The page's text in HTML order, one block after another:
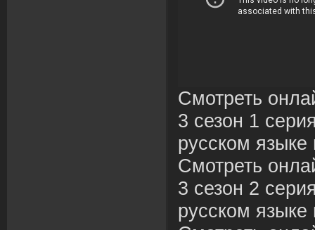
Смотреть
3 сезон 1
русском
Смотреть
3 сезон 2
русском